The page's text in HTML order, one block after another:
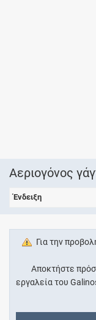
Αεριογόνος
Ένδειξη
Για την
Αποκτήστε
εργαλεία του